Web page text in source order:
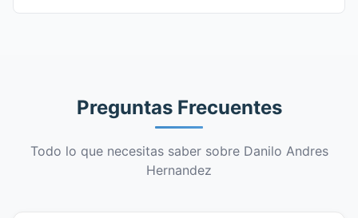
Preguntas Frecuentes
Todo lo que necesitas saber sobre Danilo Andres
Hernandez